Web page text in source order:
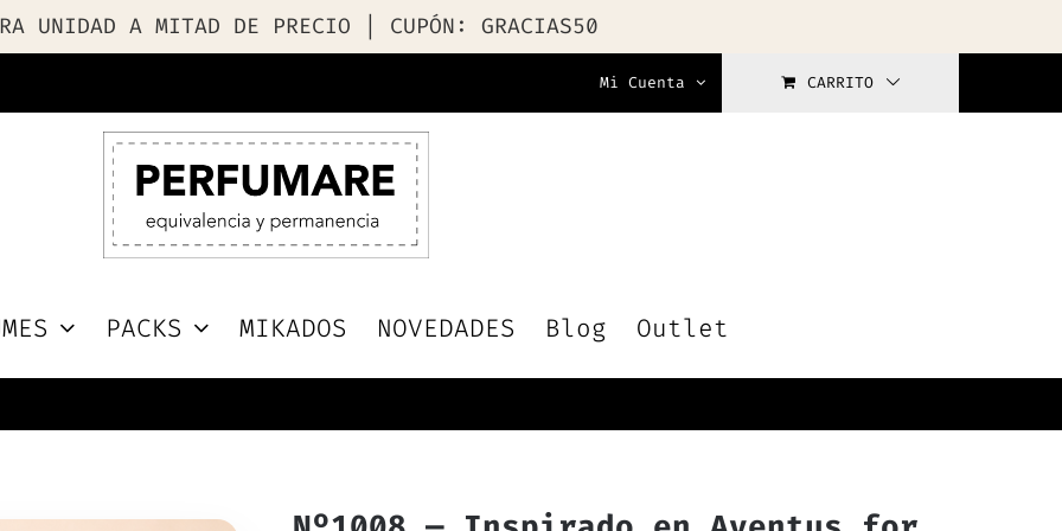
UNIDAD A MITAD DE PRECIO | CUPÓN: GRACIAS50
Mi Cuenta CARRITO
PACKS MIKADOS NOVEDADES Blog Outlet